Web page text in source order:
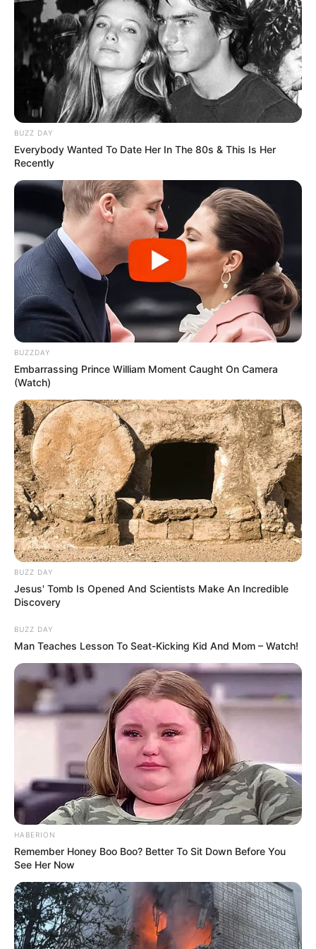
Попит на нерухомість в Ужгороді зростає –
аналітика девелопера підтверджує
загальнонаціональний інтерес
У селі на Закарпатті жінки взялися засипати
джерело, з якого люди набирали питну воду: що
сталося? (фото, відео)
До $20 тисяч за «списання»: на Закарпатті
розслідують схему з військовозобов’язаними —
підозри отримали екскерівники Мукачівського
У Ясінянській громаді відкрили черговий простір
психологічної підтримки (фото)
Катування, кайданки та незаконне утримання
людей: працівника Ужгородського ТЦК
судитимуть, дії ще двох його колег розслідує ДБР
(відео)
Категорії
Без рубрики
Гарячi
Культура
Нам пишуть
Спорт
[wp-rss-aggregator id="2"]
Ви пропустили
BUZZ DAY
Everybody Wanted To Date Her In The 80s & This Is Her
Recently
BUZZDAY
Embarrassing Prince William Moment Caught On Camera
(Watch)
BUZZ DAY
Jesus' Tomb Is Opened And Scientists Make An Incredible
Discovery
BUZZ DAY
Man Teaches Lesson To Seat-Kicking Kid And Mom – Watch!
HABERION
Remember Honey Boo Boo? Better To Sit Down Before You
See Her Now